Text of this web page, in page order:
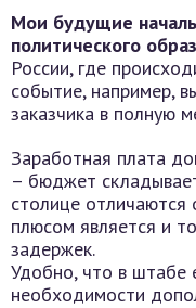
Мои будущие
политического
России, где
событие, например,
заказчика в полную
Заработная плата
– бюджет
столице отличаются
плюсом является и
задержек.
Удобно, что в штабе
необходимости